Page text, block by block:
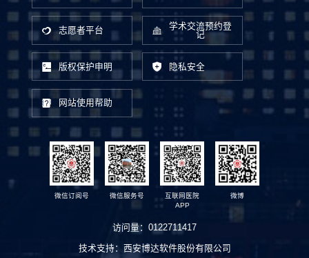
志愿者平台
学术交流预约登
记
版权保护申明 隐私安全
网站使用帮助
微信订阅号 微信服务号
互联网医院
APP
微博
访问量： 0122711417
技术支持： 西安博达软件股份有限公司